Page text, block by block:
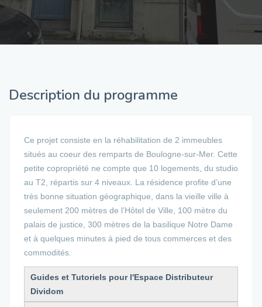
Description du programme
Ce projet consiste en la réhabilitation de 2 immeubles
situés au coeur des remparts de Boulogne-sur-Mer. Cette
petite copropriété ne compte que 10 logements, du studio
au T2, répartis sur 4 niveaux. La résidence profite d’une
très bonne situation géographique, dans la vieille ville à
seulement 200 mètres de l’Hôtel de Ville, 100 mètre du
palais de justice, 300 mètres de la basilique Notre Dame
et à quelques minutes à pied de tous commerces et des
commodités.
Guides et Tutoriels pour l'Espace Distributeur
Dividom